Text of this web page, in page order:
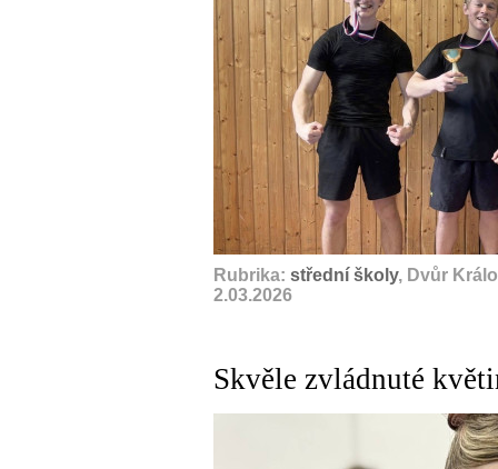
Rubrika: střední školy, Dvůr
2.03.2026
Skvěle zvládnuté